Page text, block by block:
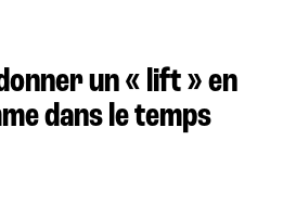
un « lift » en
dans le temps